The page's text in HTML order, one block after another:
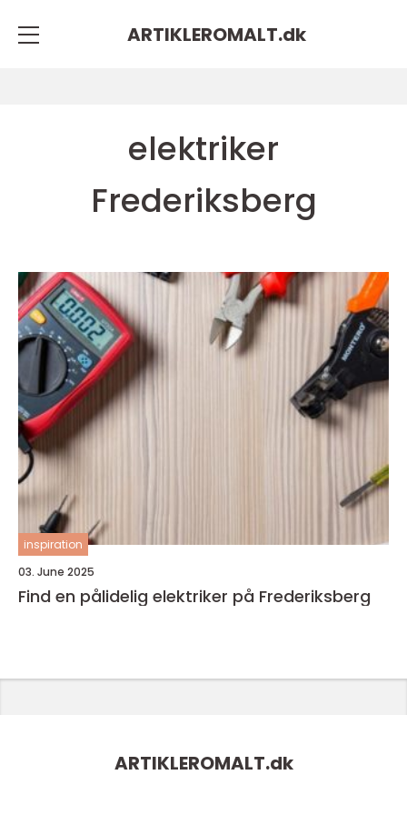
ARTIKLEROMALT.dk
elektriker
Frederiksberg
inspiration
03. June 2025
Find en pålidelig elektriker på Frederiksberg
ARTIKLEROMALT.dk